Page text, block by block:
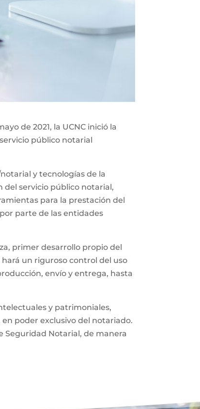
de 2021, la UCNC inició la
público notarial
y tecnologías de la
servicio público notarial,
para la prestación del
parte de las entidades
primer desarrollo propio del
hará un riguroso control del uso
envío y entrega, hasta
y patrimoniales,
poder exclusivo del notariado.
Seguridad Notarial, de manera